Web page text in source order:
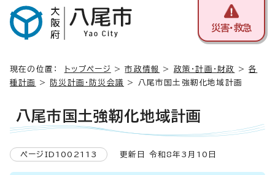
災害・救急
現在の位置： トップページ >市政情報 > 政策・計画・財政 >各
種計画
> 防災計画・防災会議 > 八尾市国土強靭化地域計画
八尾市国土強靭化地域計画
ページID1002113 更新日 令和8年3月10日